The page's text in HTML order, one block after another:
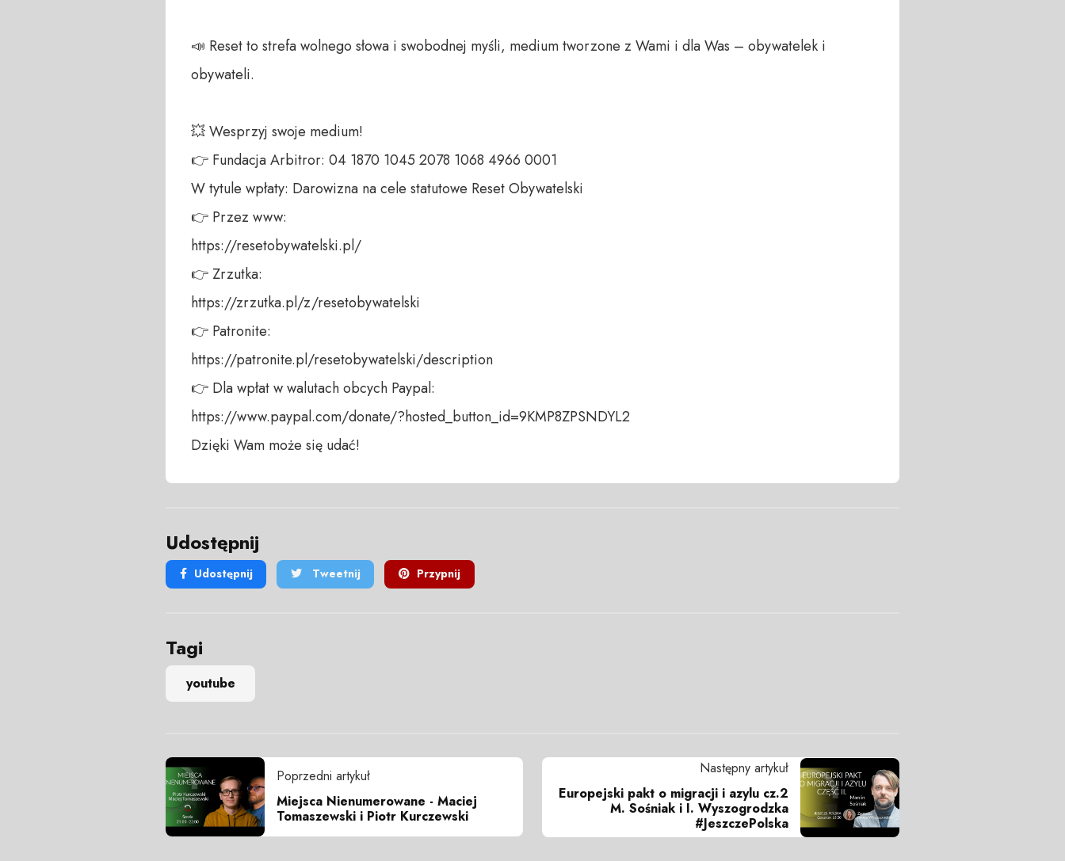
📣 Reset to strefa wolnego słowa i swobodnej myśli, medium tworzone z Wami i dla Was – obywatelek i
obywateli.
💥 Wesprzyj swoje medium!
👉 Fundacja Arbitror: 04 1870 1045 2078 1068 4966 0001
W tytule wpłaty: Darowizna na cele statutowe Reset Obywatelski
👉 Przez www:
https://resetobywatelski.pl/
👉 Zrzutka:
https://zrzutka.pl/z/resetobywatelski
👉 Patronite:
https://patronite.pl/resetobywatelski/description
👉 Dla wpłat w walutach obcych Paypal:
https://www.paypal.com/donate/?hosted_button_id=9KMP8ZPSNDYL2
Dzięki Wam może się udać!
Udostępnij
Udostępnij Tweetnij Przypnij
Tagi
youtube
Poprzedni artykuł
Miejsca Nienumerowane - Maciej
Tomaszewski i Piotr Kurczewski
Następny artykuł
Europejski pakt o migracji i azylu cz.2
M. Sośniak i I. Wyszogrodzka
#JeszczePolska